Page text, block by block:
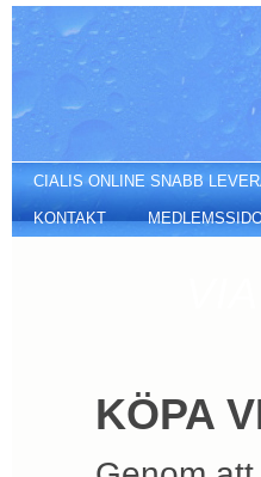
Köpa viagra pfizer
CIALIS ONLINE SNABB
KONTAKT
KÖPA